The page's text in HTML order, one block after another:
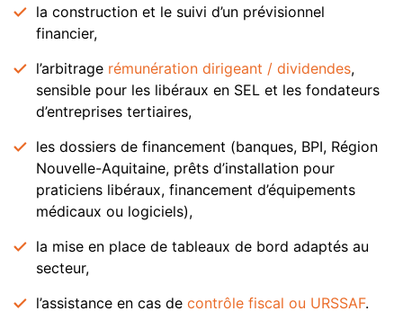
la construction et le suivi d’un prévisionnel
financier,
l’arbitrage rémunération dirigeant / dividendes,
sensible pour les libéraux en SEL et les fondateurs
d’entreprises tertiaires,
les dossiers de financement (banques, BPI, Région
Nouvelle-Aquitaine, prêts d’installation pour
praticiens libéraux, financement d’équipements
médicaux ou logiciels),
la mise en place de tableaux de bord adaptés au
secteur,
l’assistance en cas de contrôle fiscal ou URSSAF.